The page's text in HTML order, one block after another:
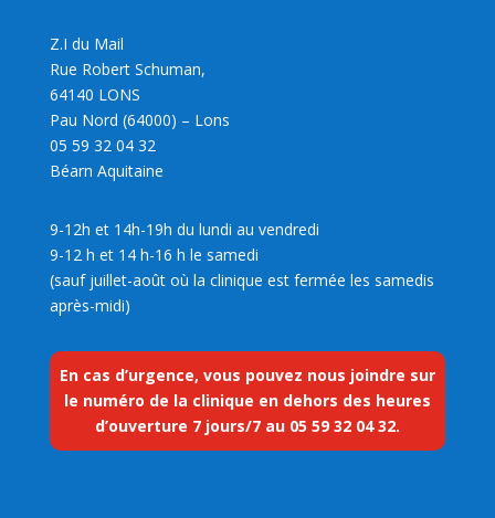
Z.I du Mail
Rue Robert Schuman,
64140 LONS
Pau Nord (64000) – Lons
05 59 32 04 32
Béarn Aquitaine
9-12h et 14h-19h du lundi au vendredi
9-12 h et 14 h-16 h le samedi
(sauf juillet-août où la clinique est fermée les samedis
après-midi)
En cas d’urgence, vous pouvez nous joindre sur
le numéro de la clinique en dehors des heures
d’ouverture 7 jours/7 au 05 59 32 04 32.